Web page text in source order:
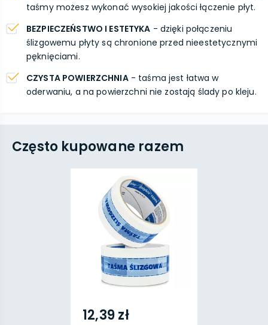
taśmy możesz wykonać wysokiej jakości łączenie płyt.
BEZPIECZEŃSTWO I ESTETYKA - dzięki połączeniu
ślizgowemu płyty są chronione przed nieestetycznymi
pęknięciami.
CZYSTA POWIERZCHNIA- taśma jest łatwa w
oderwaniu, a na powierzchni nie zostają ślady po kleju.
Często kupowane razem
12,39 zł